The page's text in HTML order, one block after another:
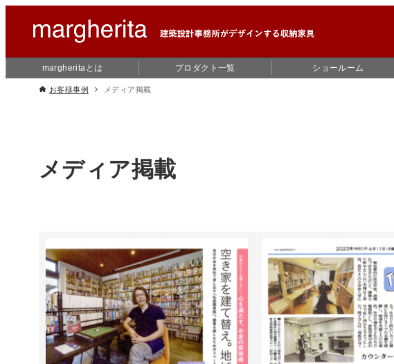
margheritaとは プロダクト一覧 ショールーム
お客様事例 メディア掲載
メディア掲載